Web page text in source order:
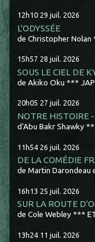
12h10 29 juil. 2026
L'ODYSSÉE
de Christopher Nolan
15h57 28 juil. 2026
SOUS LE CIEL DE
de Akiko Oku ***
20h05 27 juil. 2026
NOTRE HISTOIRE
d'Abu Bakr Shawky
11h54 26 juil. 2026
DE LA COMÉDIE
de Martin Darondeau
16h13 25 juil. 2026
SUR LA ROUTE
de Cole Webley ***
13h24 11 juil. 2026